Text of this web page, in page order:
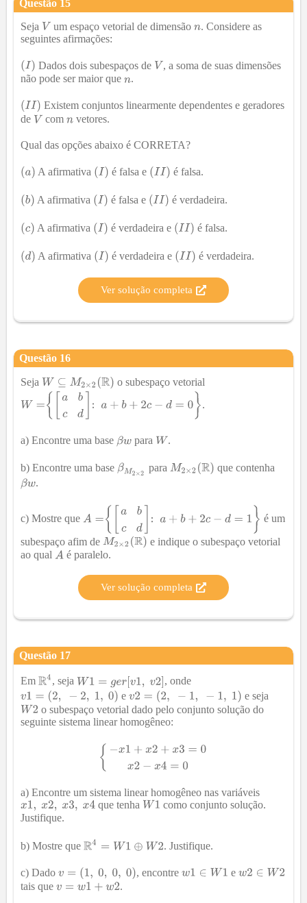
Questão 15
Seja
um espaço vetorial de dimensão
. Considere as
seguintes afirmações:
Dados dois subespaços de
, a soma de suas dimensões
não pode ser maior que
.
Existem conjuntos linearmente dependentes e geradores
de
com vetores.
Qual das opções abaixo é CORRETA?
A afirmativa é falsa e é falsa.
A afirmativa é falsa e é verdadeira.
A afirmativa é verdadeira e é falsa.
A afirmativa é verdadeira e é verdadeira.
Ver solução completa
Questão 16
Seja
o subespaço vetorial
.
a) Encontre uma base para .
b) Encontre uma base para
que contenha
.
c) Mostre que
é um
subespaço afim de
e indique o subespaço vetorial
ao qual
é paralelo.
Ver solução completa
Questão 17
Em , seja
, onde
e
e seja
o subespaço vetorial dado pelo conjunto solução do
seguinte sistema linear homogêneo:
a) Encontre um sistema linear homogêneo nas variáveis
que tenha
como conjunto solução.
Justifique.
b) Mostre que . Justifique.
c) Dado , encontre
e
tais que
.